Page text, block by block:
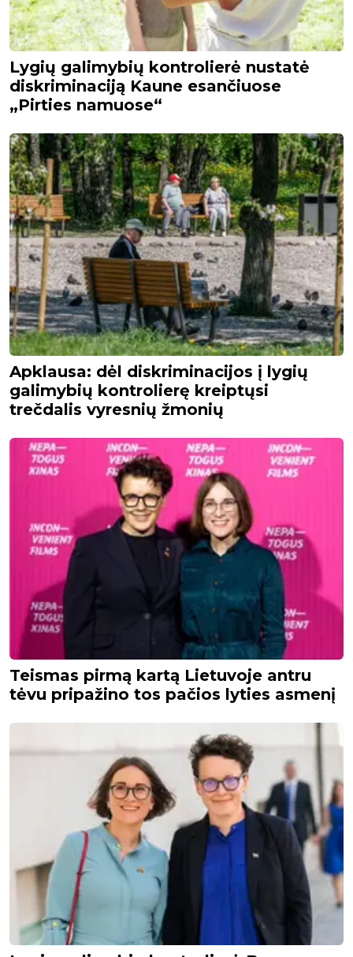
Lygių galimybių kontrolierė nustatė
diskriminaciją Kaune esančiuose
„Pirties namuose“
Apklausa: dėl diskriminacijos į lygių
galimybių kontrolierę kreiptųsi
trečdalis vyresnių žmonių
Teismas pirmą kartą Lietuvoje antru
tėvu pripažino tos pačios lyties asmenį